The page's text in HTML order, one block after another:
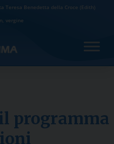
Teresa Benedetta della Croce (Edith)
vergine
programma